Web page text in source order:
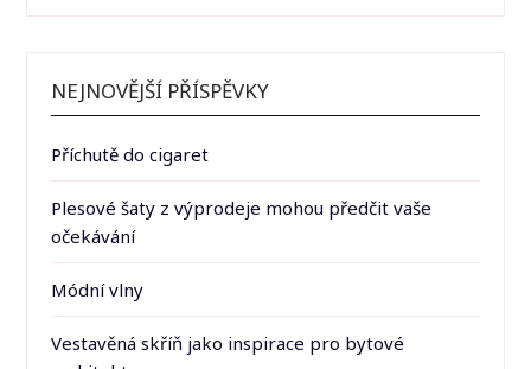
NEJNOVĚJŠÍ PŘÍSPĚVKY
Příchutě do cigaret
Plesové šaty z výprodeje mohou předčit vaše
očekávání
Módní vlny
Vestavěná skříň jako inspirace pro bytové